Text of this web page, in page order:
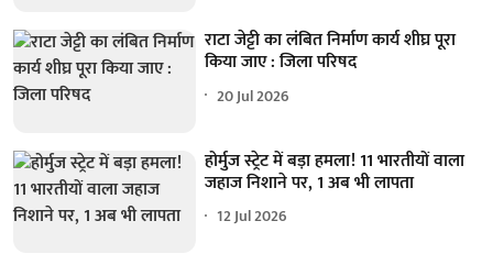
राटा जेट्टी का लंबित निर्माण कार्य शीघ्र पूरा
किया जाए : जिला परिषद
20 Jul 2026
होर्मुज स्ट्रेट में बड़ा हमला! 11 भारतीयों वाला
जहाज निशाने पर, 1 अब भी लापता
12 Jul 2026